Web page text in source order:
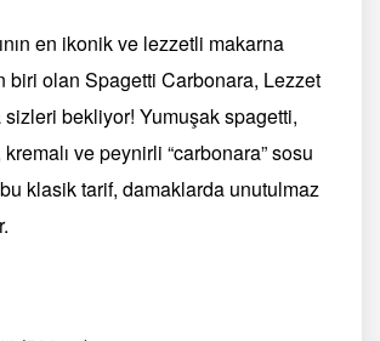
en ikonik ve lezzetli makarna
biri olan Spagetti Carbonara, Lezzet
sizleri bekliyor! Yumuşak spagetti,
ve peynirli “carbonara” sosu
klasik tarif, damaklarda unutulmaz